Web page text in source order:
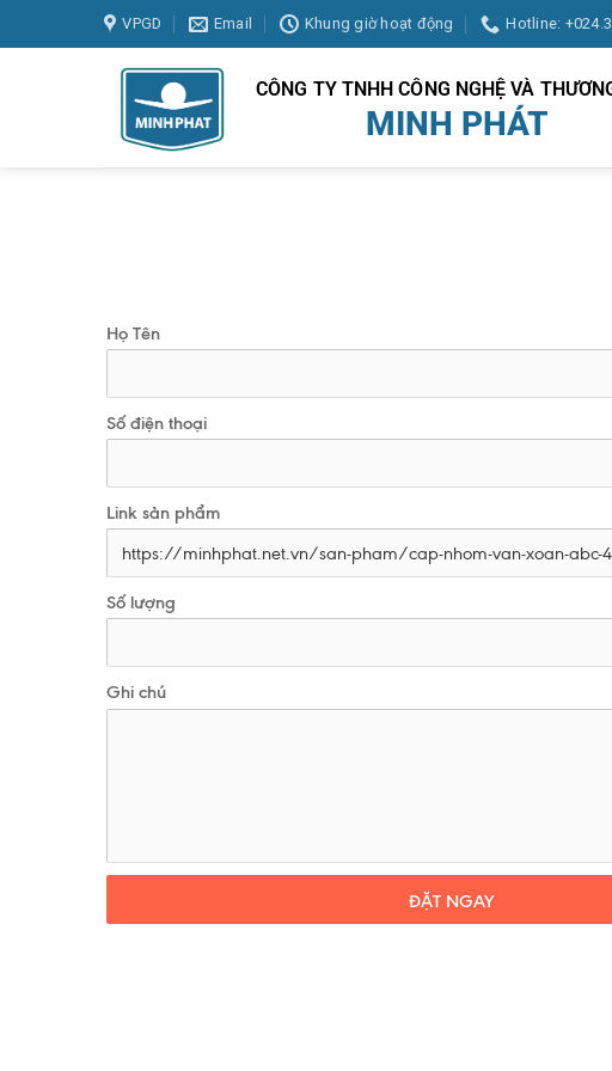
to
VPGD Email Khung giờ hoạt động Hotline:
CÔNG TY TNHH CÔNG NGHỆ VÀ
MINH PHÁT
Họ Tên
Số điện thoại
Link sản phẩm
Số lượng
Ghi chú
ĐẶT NGAY